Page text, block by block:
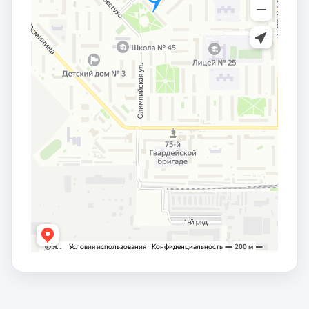
заместителем сопредседателя от российской
части Комиссии по сотрудничеству Совета
Федерации Федерального Собрания РФ и Сената
Парламента Республики Казахстан.
С 2016 по 2021 год –
депутат Законодательного
Собрания Омской области VI созыва
комитета Законодательного Собрания Омской
области по образованию, науке, культуре и
молодежной политике, член Региональной
комиссии по совершенствованию системы
обращения с отходами производства и
потребления в Омской области, член Совета глав
муниципальных образований при Губернаторе
Антарктике Совета Федерации Федерального
Собрания РФ
С 2021 – по настоящее время
созыва, председатель комитета